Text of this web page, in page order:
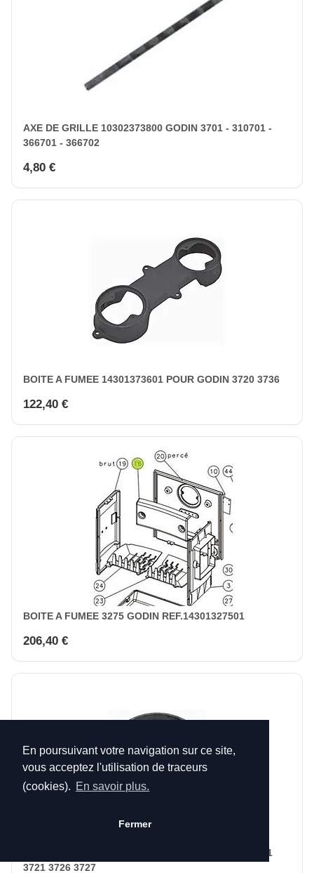
En poursuivant votre navigation sur ce site,
vous acceptez l'utilisation de traceurs
(cookies). En savoir plus.
Fermer
AXE DE GRILLE 10302373800 GODIN 3701 - 310701 -
366701 - 366702
4,80 €
BOITE A FUMEE 14301373601 POUR GODIN 3720 3736
122,40 €
BOITE A FUMEE 3275 GODIN REF.14301327501
206,40 €
BUSE RONDE D.125 14312372101 POUR GODIN 3121
3721 3726 3727